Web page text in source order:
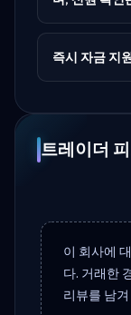
즉시 자금 지
트레이더
이 회사에
다. 거래한
리뷰를 남